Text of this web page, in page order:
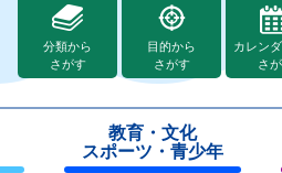
分類から
さがす
目的から
さがす
カレン
さ
教育・文化
スポーツ・青少年